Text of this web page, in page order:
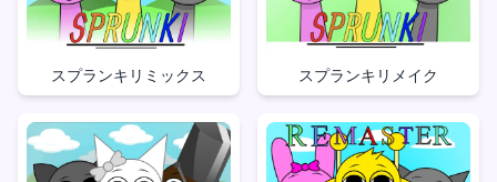
スプランキリミックス スプランキリメイク